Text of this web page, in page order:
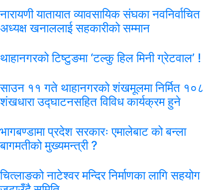
नारायणी यातायात व्यावसायिक संघका नवनिर्वाचित
अध्यक्ष खनाललाई सहकारीको सम्मान
थाहानगरको टिष्टुङमा ‘टल्कु हिल मिनी ग्रेटवाल’ !
साउन ११ गते थाहानगरको शंखमूलमा निर्मित १०८
शंखधारा उद्घाटनसहित विविध कार्यक्रम हुने
भागबण्डामा प्रदेश सरकारः एमालेबाट को बन्ला
बागमतीको मुख्यमन्त्री ?
चित्लाङको नाटेश्वर मन्दिर निर्माणका लागि सहयोग